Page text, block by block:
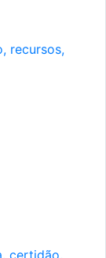
recursos,